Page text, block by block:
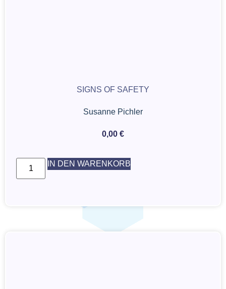
SIGNS OF SAFETY
Susanne Pichler
0,00 €
IN DEN WARENKORB